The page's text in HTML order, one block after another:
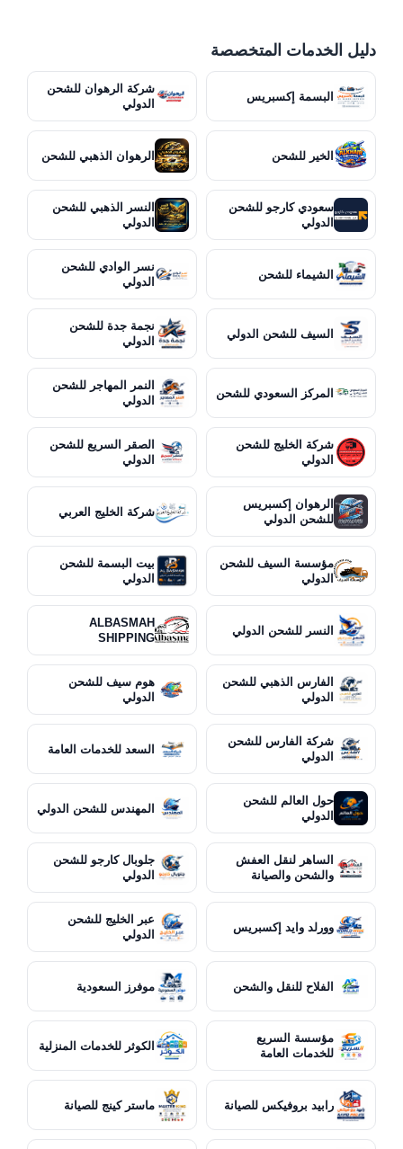
دليل الخدمات المتخصصة
البسمة إكسبريس
شركة الرهوان للشحن
الدولي
الخير للشحن الرهوان الذهبي للشحن
سعودي كارجو للشحن
الدولي
النسر الذهبي للشحن
الدولي
الشيماء للشحن
نسر الوادي للشحن
الدولي
السيف للشحن الدولي
نجمة جدة للشحن
الدولي
المركز السعودي للشحن
النمر المهاجر للشحن
الدولي
شركة الخليج للشحن
الدولي
الصقر السريع للشحن
الدولي
الرهوان إكسبريس
للشحن الدولي
شركة الخليج العربي
مؤسسة السيف للشحن
الدولي
بيت البسمة للشحن
الدولي
النسر للشحن الدولي
ALBASMAH
SHIPPING
الفارس الذهبي للشحن
الدولي
هوم سيف للشحن
الدولي
شركة الفارس للشحن
الدولي
السعد للخدمات العامة
حول العالم للشحن
الدولي
المهندس للشحن الدولي
الساهر لنقل العفش
والشحن والصيانة
جلوبال كارجو للشحن
الدولي
وورلد وايد إكسبريس
عبر الخليج للشحن
الدولي
الفلاح للنقل والشحن موفرز السعودية
مؤسسة السريع
للخدمات العامة
الكوثر للخدمات المنزلية
رابيد بروفيكس للصيانة ماستر كينج للصيانة